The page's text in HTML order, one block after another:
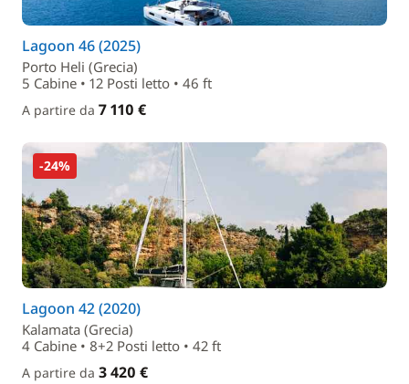
Lagoon 46 (2025)
Porto Heli (Grecia)
5 Cabine • 12 Posti letto • 46 ft
A partire da 7 110 €
-24%
Lagoon 42 (2020)
Kalamata (Grecia)
4 Cabine • 8+2 Posti letto • 42 ft
A partire da 3 420 €